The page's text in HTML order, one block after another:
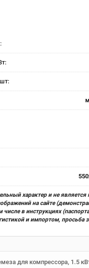
характер и не
на сайте
числе в инструкциях
и импортом, просьба
для компрессора, 1.5